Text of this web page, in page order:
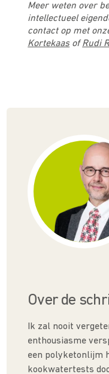
Meer weten over
intellectueel
contact op met
KortekaasofRudi
Over de
Ik zal nooit
enthousiasme
een polyketonlijm
kookwatertests